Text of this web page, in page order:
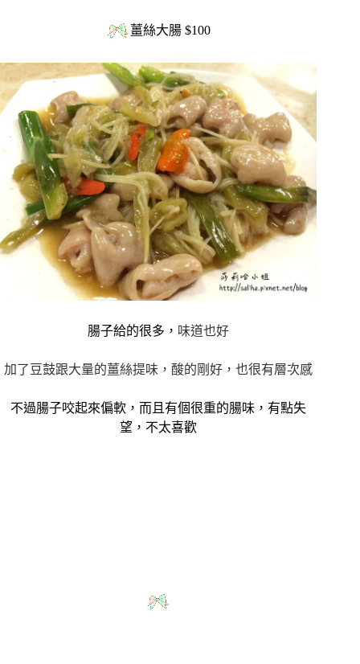
薑絲大腸 $100
腸子給的很多， 味道也好
加了豆鼓跟大量的薑絲提味，酸的剛好，也很有層次感
不過腸子咬起來偏軟，而且有個很重的腸味，有點失
望，不太喜歡